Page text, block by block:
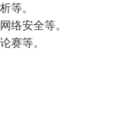
等。
络安全等。
赛等。